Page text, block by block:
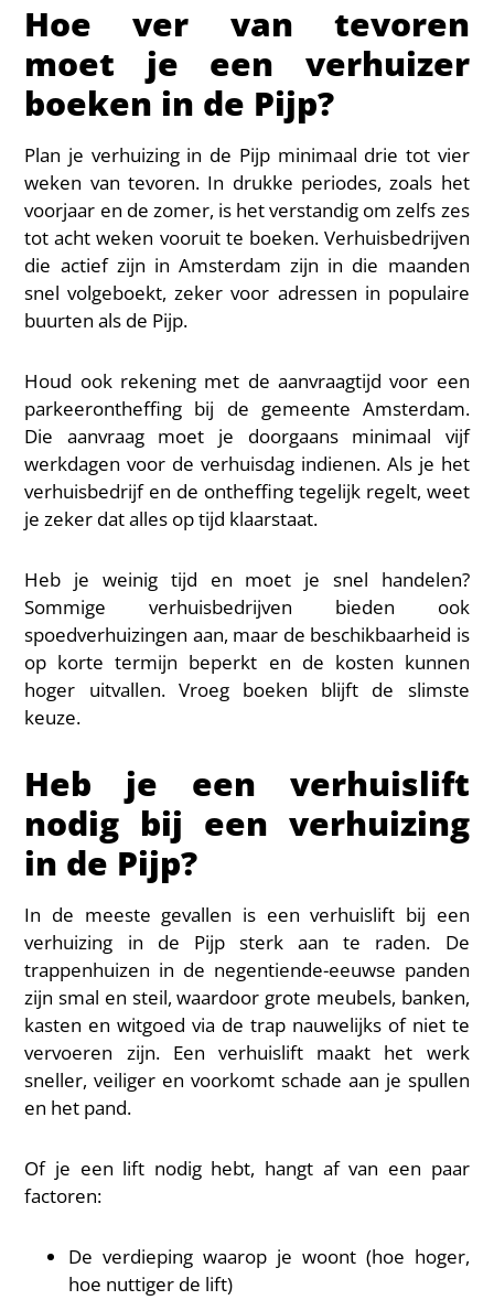
Hoe ver van tevoren
moet je een verhuizer
boeken in de Pijp?
Plan je verhuizing in de Pijp minimaal drie tot vier
weken van tevoren. In drukke periodes, zoals het
voorjaar en de zomer, is het verstandig om zelfs zes
tot acht weken vooruit te boeken. Verhuisbedrijven
die actief zijn in Amsterdam zijn in die maanden
snel volgeboekt, zeker voor adressen in populaire
buurten als de Pijp.
Houd ook rekening met de aanvraagtijd voor een
parkeerontheffing bij de gemeente Amsterdam.
Die aanvraag moet je doorgaans minimaal vijf
werkdagen voor de verhuisdag indienen. Als je het
verhuisbedrijf en de ontheffing tegelijk regelt, weet
je zeker dat alles op tijd klaarstaat.
Heb je weinig tijd en moet je snel handelen?
Sommige verhuisbedrijven bieden ook
spoedverhuizingen aan, maar de beschikbaarheid is
op korte termijn beperkt en de kosten kunnen
hoger uitvallen. Vroeg boeken blijft de slimste
keuze.
Heb je een verhuislift
nodig bij een verhuizing
in de Pijp?
In de meeste gevallen is een verhuislift bij een
verhuizing in de Pijp sterk aan te raden. De
trappenhuizen in de negentiende-eeuwse panden
zijn smal en steil, waardoor grote meubels, banken,
kasten en witgoed via de trap nauwelijks of niet te
vervoeren zijn. Een verhuislift maakt het werk
sneller, veiliger en voorkomt schade aan je spullen
en het pand.
Of je een lift nodig hebt, hangt af van een paar
factoren:
De verdieping waarop je woont (hoe hoger,
hoe nuttiger de lift)